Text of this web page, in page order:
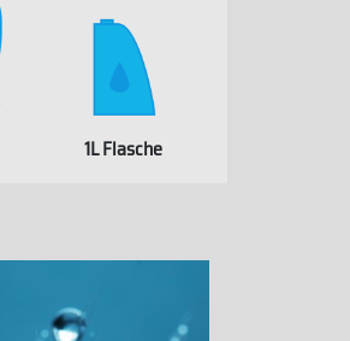
1L Flasche
WHITELABEL